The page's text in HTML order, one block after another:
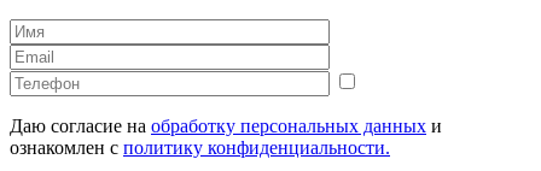
Даю согласие на обработку персональных данных и
ознакомлен с политику конфиденциальности.